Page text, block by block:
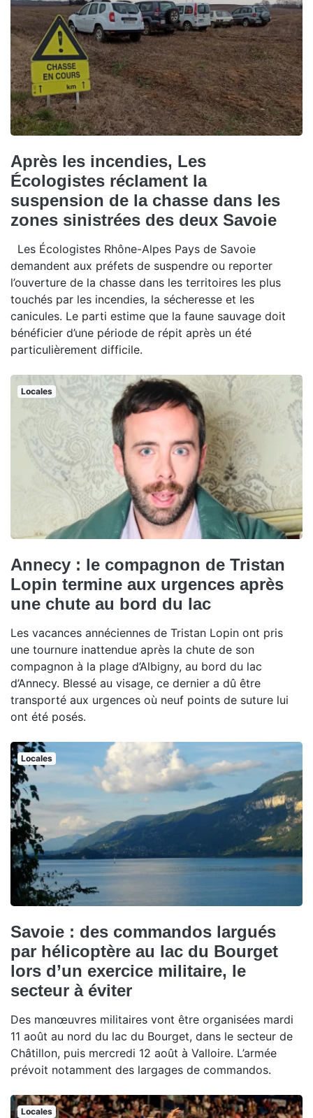
Après les incendies, Les
Écologistes réclament la
suspension de la chasse dans les
zones sinistrées des deux Savoie
Les Écologistes Rhône-Alpes Pays de Savoie
demandent aux préfets de suspendre ou reporter
l’ouverture de la chasse dans les territoires les plus
touchés par les incendies, la sécheresse et les
canicules. Le parti estime que la faune sauvage doit
bénéficier d’une période de répit après un été
particulièrement difficile.
Locales
Annecy : le compagnon de Tristan
Lopin termine aux urgences après
une chute au bord du lac
Les vacances annéciennes de Tristan Lopin ont pris
une tournure inattendue après la chute de son
compagnon à la plage d’Albigny, au bord du lac
d’Annecy. Blessé au visage, ce dernier a dû être
transporté aux urgences où neuf points de suture lui
ont été posés.
Locales
Savoie : des commandos largués
par hélicoptère au lac du Bourget
lors d’un exercice militaire, le
secteur à éviter
Des manœuvres militaires vont être organisées mardi
11 août au nord du lac du Bourget, dans le secteur de
Châtillon, puis mercredi 12 août à Valloire. L’armée
prévoit notamment des largages de commandos.
Locales